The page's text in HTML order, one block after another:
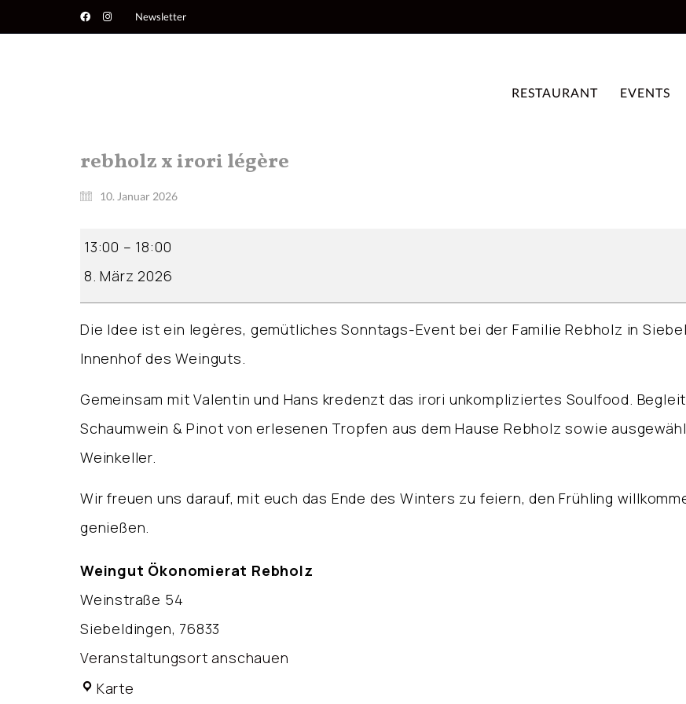
Newsletter
RESTAURANT EVENTS
rebholz x irori légère
10. Januar 2026
légère
13:00 – 18:00
8. März 2026
Die Idee ist ein legères, gemütliches Sonntags-Event bei der Familie Rebholz in
Innenhof des Weinguts.
Gemeinsam mit Valentin und Hans kredenzt das irori unkompliziertes Soulfood.
Schaumwein & Pinot von erlesenen Tropfen aus dem Hause Rebholz sowie
Weinkeller.
Wir freuen uns darauf, mit euch das Ende des Winters zu feiern, den Frühling
genießen.
Weingut Ökonomierat Rebholz
Weinstraße 54
Siebeldingen, 76833
Veranstaltungsort anschauen
Karte